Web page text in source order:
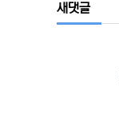
새댓글